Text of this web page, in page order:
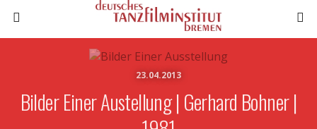
23.04.2013
Bilder Einer Austellung | Gerhard Bohner |